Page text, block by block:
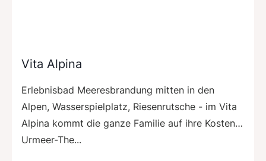
Vita Alpina
Erlebnisbad Meeresbrandung mitten in den
Alpen, Wasserspielplatz, Riesenrutsche - im Vita
Alpina kommt die ganze Familie auf ihre Kosten…
Urmeer-The...